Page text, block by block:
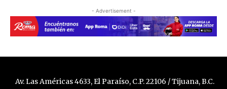
- Advertisement -
Av. Las Américas 4633, El Paraíso, C.P. 22106 / Tijuana, B.C.